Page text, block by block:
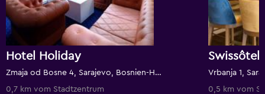
Hotel Holiday
Zmaja od Bosne 4, Sarajevo, Bosnien-Herzegowina
0,7 km vom Stadtzentrum
Swissôtel
Vrbanja 1,
0,5 km vom